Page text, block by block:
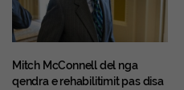
Mitch McConnell del nga
qendra e rehabilitimit pas disa